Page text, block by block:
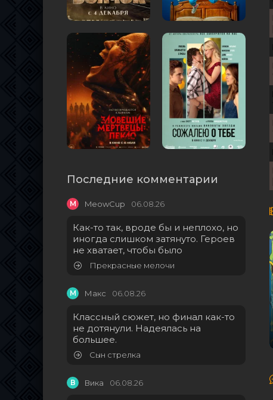
Последние комментарии
M MeowCup 06.08.26
Как-то так, вроде бы и неплохо, но
иногда слишком затянуто. Героев
не хватает, чтобы было
Прекрасные мелочи
М Макс 06.08.26
Классный сюжет, но финал как-то
не дотянули. Надеялась на
большее.
Сын стрелка
В Вика 06.08.26